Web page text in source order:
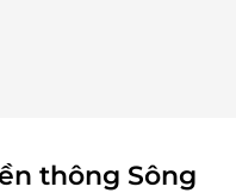
thông Sông